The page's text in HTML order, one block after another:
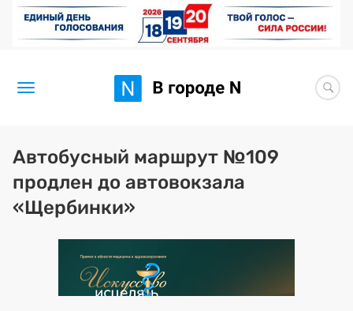
Новости
Статьи
BORЩ
Искусство исцелять
Автобусный маршрут №109
продлен до автовокзала
«Щербинки»